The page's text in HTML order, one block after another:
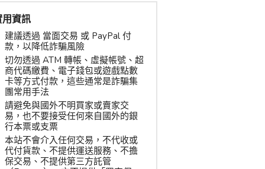
用資訊
建議透過 當面交易 或 PayPal 付
款，以降低詐騙風險
切勿透過 ATM 轉帳、虛擬帳號、超
商代碼繳費、電子錢包或遊戲點數
卡等方式付款，這些通常是詐騙集
團常用手法
請避免與國外不明買家或賣家交
易，也不要接受任何來自國外的銀
行本票或支票
本站不會介入任何交易，不代收或
代付貨款、不提供運送服務、不擔
保交易、不提供第三方託管